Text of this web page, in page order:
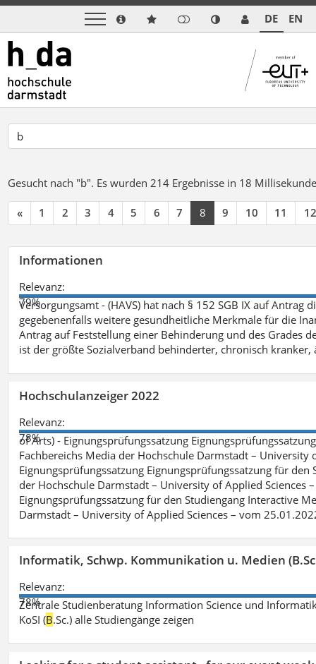
DE EN
Gesucht nach "b". Es wurden 214 Ergebnisse in 18
« 1 2 3 4 5 6 7 8 9 10 11 12
Informationen
Relevanz:
79%
Versorgungsamt - (HAVS) hat nach § 152 SGB IX auf
gegebenenfalls weitere gesundheitliche Merkmale für die
Antrag auf Feststellung einer Behinderung und des Grades
ist der größte Sozialverband behinderter, chronisch kranker,
Hochschulanzeiger 2022
Relevanz:
78%
of Arts) - Eignungsprüfungssatzung
Fachbereichs Media der Hochschule Darmstadt –
Eignungsprüfungssatzung Eignungsprüfungssatzung für den
der Hochschule Darmstadt – University of Applied Sciences
Eignungsprüfungssatzung für den Studiengang Interactive
Darmstadt – University of Applied Sciences – vom
Informatik, Schwp. Kommunikation u. Medien
Relevanz:
78%
Zentrale Studienberatung Information Science und
KoSI (B.Sc.) alle Studiengänge zeigen